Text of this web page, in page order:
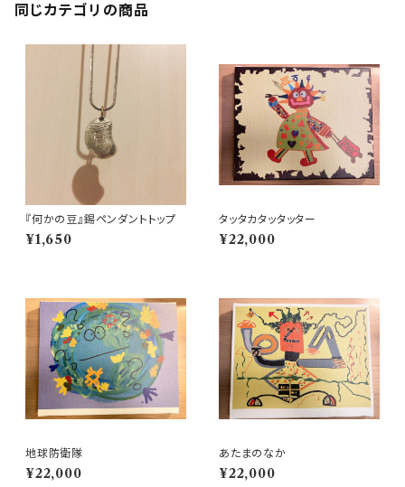
同じカテゴリの商品
『何かの豆』錫ペンダントトップ
¥1,650
タッタカタッタッター
¥22,000
地球防衛隊
¥22,000
あたまのなか
¥22,000